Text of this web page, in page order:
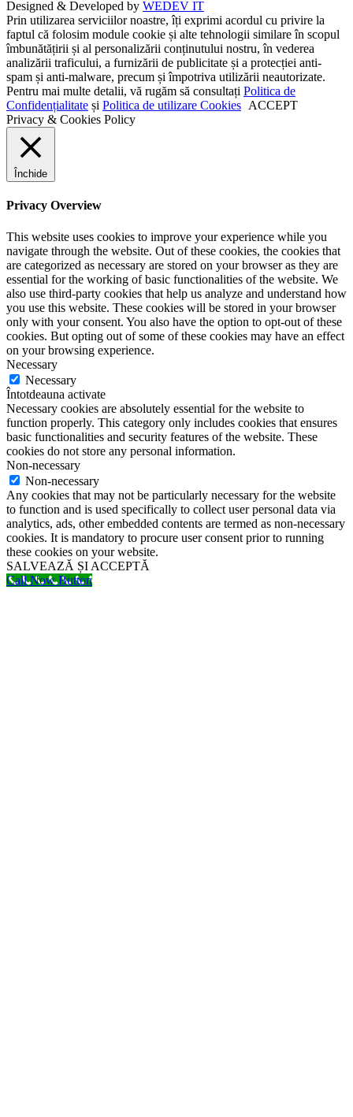
Designed & Developed by WEDEV IT
Prin utilizarea serviciilor noastre, îți exprimi acordul cu privire la
faptul că folosim module cookie și alte tehnologii similare în scopul
îmbunătățirii și al personalizării conținutului nostru, în vederea
analizării traficului, a furnizării de publicitate și a protecției anti-
spam și anti-malware, precum și împotriva utilizării neautorizate.
Pentru mai multe detalii, vă rugăm să consultați Politica de
Confidențialitate și Politica de utilizare Cookies ACCEPT
Privacy & Cookies Policy
Închide
Privacy Overview
This website uses cookies to improve your experience while you
navigate through the website. Out of these cookies, the cookies that
are categorized as necessary are stored on your browser as they are
essential for the working of basic functionalities of the website. We
also use third-party cookies that help us analyze and understand how
you use this website. These cookies will be stored in your browser
only with your consent. You also have the option to opt-out of these
cookies. But opting out of some of these cookies may have an effect
on your browsing experience.
Necessary
Necessary
Întotdeauna activate
Necessary cookies are absolutely essential for the website to
function properly. This category only includes cookies that ensures
basic functionalities and security features of the website. These
cookies do not store any personal information.
Non-necessary
Non-necessary
Any cookies that may not be particularly necessary for the website
to function and is used specifically to collect user personal data via
analytics, ads, other embedded contents are termed as non-necessary
cookies. It is mandatory to procure user consent prior to running
these cookies on your website.
SALVEAZĂ ȘI ACCEPTĂ
Call Now Button